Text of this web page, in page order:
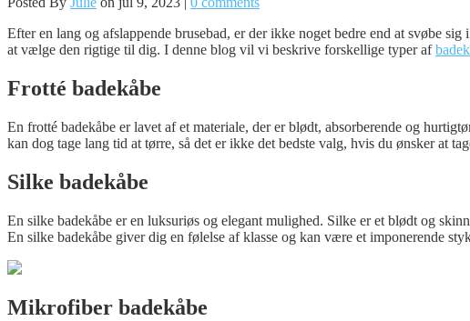
Efter en lang og afslappende brusebad, er der ikke noget bedre end at svøbe
at vælge den rigtige til dig. I denne blog vil vi beskrive forskellige typer af
Frotté badekåbe
En frotté badekåbe er lavet af et materiale, der er blødt, absorberende og
kan dog tage lang tid at tørre, så det er ikke det bedste valg, hvis du ønsker at
Silke badekåbe
En silke badekåbe er en luksuriøs og elegant mulighed. Silke er et blødt og
En silke badekåbe giver dig en følelse af klasse og kan være et imponerende
Mikrofiber badekåbe